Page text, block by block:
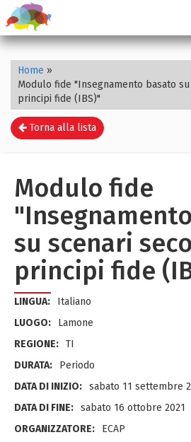
Home »
Modulo fide "Insegnamento basato
principi fide (IBS)"
Torna alla lista
Modulo fide
su scenari
principi fide
LINGUA:
Italiano
LUOGO:
Lamone
REGIONE: TI
DURATA:
Periodo
DATA DI INIZIO: sabato 11 settembre
DATA DI FINE: sabato 16 ottobre 2021
ORGANIZZATORE:
ECAP